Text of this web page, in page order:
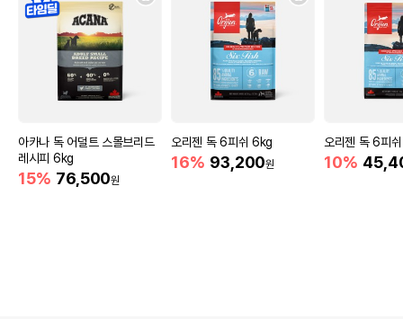
아카나 독 어덜트 스몰브리드
레시피 6kg
15% 76,500원
오리젠 독 6피쉬 6kg
16% 93,200원
오리젠 독 6피
10%